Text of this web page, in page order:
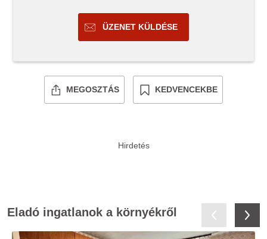
ÜZENET KÜLDÉSE
MEGOSZTÁS KEDVENCEKBE
Eladó ingatlanok a környékről